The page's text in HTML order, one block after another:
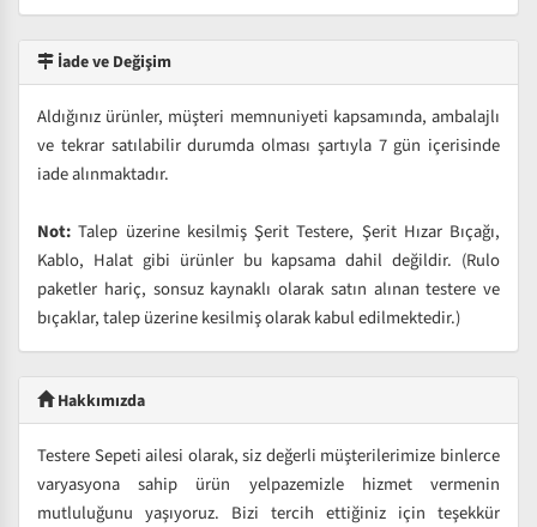
İade ve Değişim
Aldığınız ürünler, müşteri memnuniyeti kapsamında, ambalajlı
ve tekrar satılabilir durumda olması şartıyla 7 gün içerisinde
iade alınmaktadır.
Not: Talep üzerine kesilmiş Şerit Testere, Şerit Hızar Bıçağı,
Kablo, Halat gibi ürünler bu kapsama dahil değildir. (Rulo
paketler hariç, sonsuz kaynaklı olarak satın alınan testere ve
bıçaklar, talep üzerine kesilmiş olarak kabul edilmektedir.)
Hakkımızda
Testere Sepeti ailesi olarak, siz değerli müşterilerimize binlerce
varyasyona sahip ürün yelpazemizle hizmet vermenin
mutluluğunu yaşıyoruz. Bizi tercih ettiğiniz için teşekkür